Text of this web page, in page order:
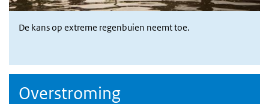
De kans op extreme regenbuien neemt toe.
Overstroming